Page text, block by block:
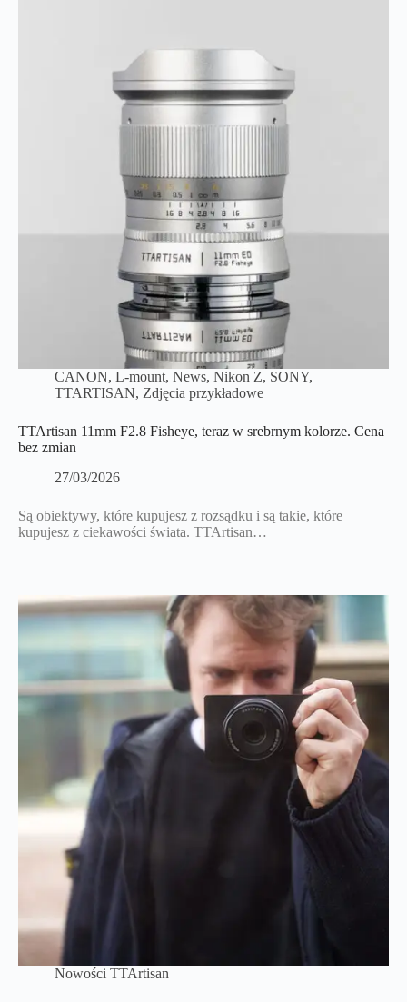
CANON, L-mount, News, Nikon Z, SONY,
TTARTISAN, Zdjęcia przykładowe
TTArtisan 11mm F2.8 Fisheye, teraz w srebrnym kolorze. Cena
bez zmian
27/03/2026
Są obiektywy, które kupujesz z rozsądku i są takie, które
kupujesz z ciekawości świata. TTArtisan…
Nowości TTArtisan